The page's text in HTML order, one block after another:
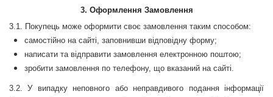
3. Оформлення Замовлення
3.1. Покупець може оформити своє замовлення таким способом:
самостійно на сайті, заповнивши відповідну форму;
написати та відправити замовлення електронною поштою;
зробити замовлення по телефону, що вказаний на сайті.
3.2. У випадку неповного або неправдивого подання інформації